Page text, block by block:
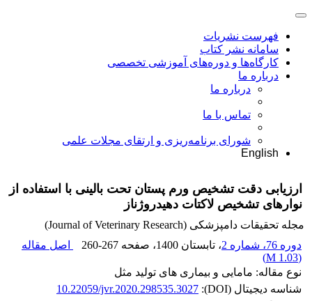
فهرست نشریات
سامانه نشر کتاب
کارگاه‌ها و دوره‌های آموزشی تخصصی
درباره ما
درباره ما
تماس با ما
شورای برنامه‌ریزی و ارتقای مجلات علمی
English
ارزیابی دقت تشخیص ورم پستان تحت بالینی با استفاده از
نوارهای تشخیص لاکتات دهیدروژناز
مجله تحقیقات دامپزشکی (Journal of Veterinary Research)
دوره 76، شماره 2
، تابستان 1400 ، صفحه 260-267
اصل مقاله
(
1.03 M
)
نوع مقاله: مامایی و بیماری های تولید مثل
شناسه دیجیتال (DOI):
10.22059/jvr.2020.298535.3027